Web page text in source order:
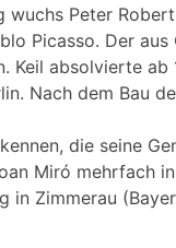
Peter
Picasso. Der
Keil absolvierte ab
Nach dem Bau
die seine
Miró mehrfach
in Zimmerau